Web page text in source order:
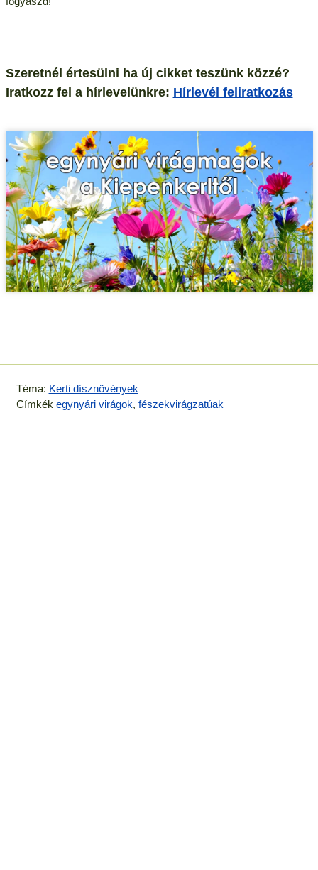
Szeretnél értesülni ha új cikket teszünk közzé?
Iratkozz fel a hírlevelünkre: Hírlevél feliratkozás
Téma: Kerti dísznövények
Címkék egynyári virágok, fészekvirágzatúak